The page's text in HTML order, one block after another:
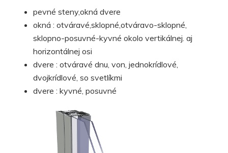
pevné steny,okná dvere
okná : otváravé,sklopné,otváravo-sklopné,
sklopno-posuvné-kyvné okolo vertikálnej. aj
horizontálnej osi
dvere : otváravé dnu, von, jednokrídlové,
dvojkrídlové, so svetlíkmi
dvere : kyvné, posuvné